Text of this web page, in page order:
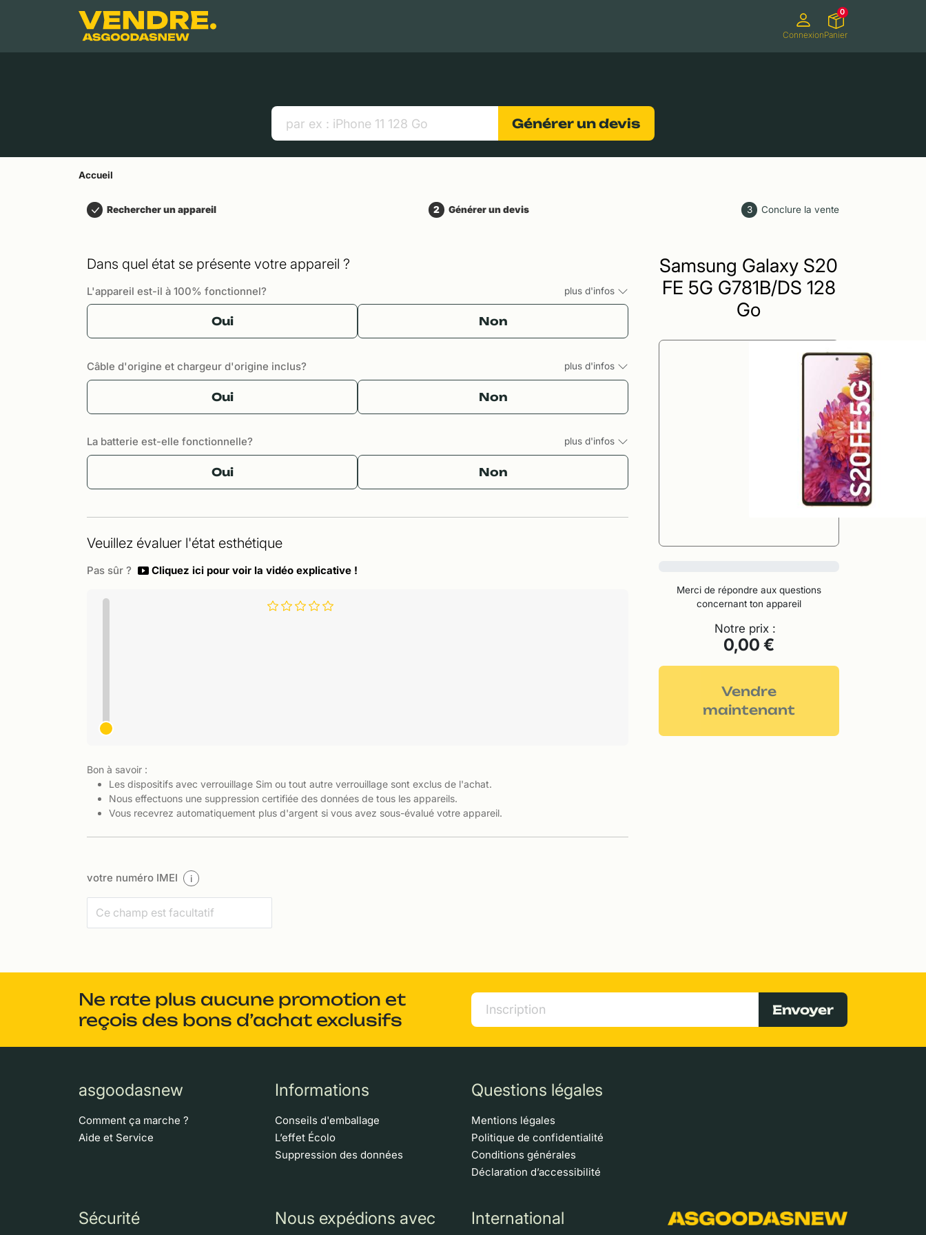
Contenu principal
ConnexionPanier
0
Générer un devis
Accueil
Rechercher un appareil 2 Générer un devis 3 Conclure la vente
Dans quel état se présente votre appareil ?
L'appareil est-il à 100% fonctionnel? plus d'infos
Oui Non
Câble d'origine et chargeur d'origine inclus? plus d'infos
Oui Non
La batterie est-elle fonctionnelle? plus d'infos
Oui Non
Veuillez évaluer l'état esthétique
Pas sûr ? Cliquez ici pour voir la vidéo explicative !
Bon à savoir :
Les dispositifs avec verrouillage Sim ou tout autre verrouillage sont exclus de l'achat.
Nous effectuons une suppression certifiée des données de tous les appareils.
Vous recevrez automatiquement plus d'argent si vous avez sous-évalué votre appareil.
votre numéro IMEI i
Samsung Galaxy S20
FE 5G G781B/DS 128
Go
Merci de répondre aux questions
concernant ton appareil
Notre prix :
0,00 €
Vendre
maintenant
Ne rate plus aucune promotion et
reçois des bons d’achat exclusifs
Envoyer
asgoodasnew
Comment ça marche ?
Aide et Service
Informations
Conseils d'emballage
L’effet Écolo
Suppression des données
Questions légales
Mentions légales
Politique de confidentialité
Conditions générales
Déclaration d’accessibilité
Sécurité Nous expédions avec International